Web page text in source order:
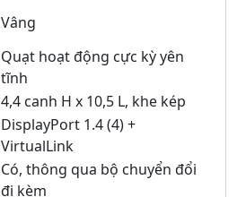
Vâng
Quạt hoạt động cực kỳ yên
tĩnh
4,4 canh H x 10,5 L, khe kép
DisplayPort 1.4 (4) +
VirtualLink
Có, thông qua bộ chuyển đổi
đi kèm